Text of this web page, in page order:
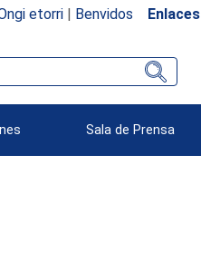
etorri| Benvidos Enlaces
Sala de Prensa